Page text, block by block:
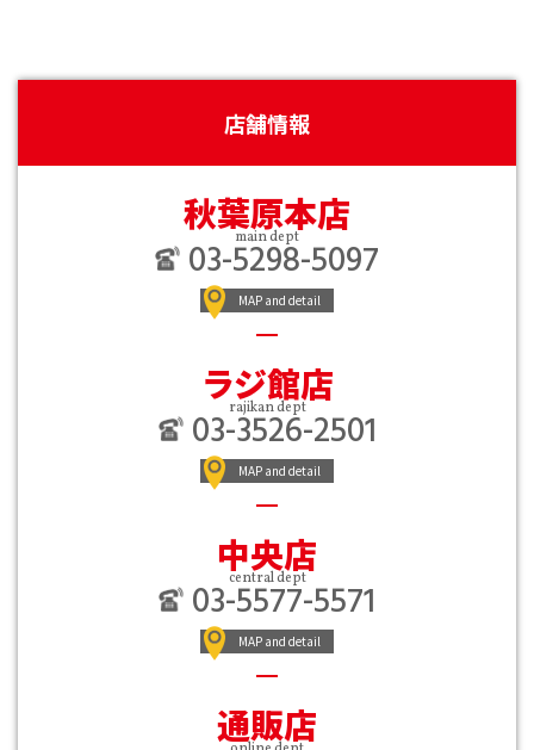
店舗情報
秋葉原本店
main dept
03-5298-5097
MAP and detail
ラジ館店
rajikan dept
03-3526-2501
MAP and detail
中央店
central dept
03-5577-5571
MAP and detail
通販店